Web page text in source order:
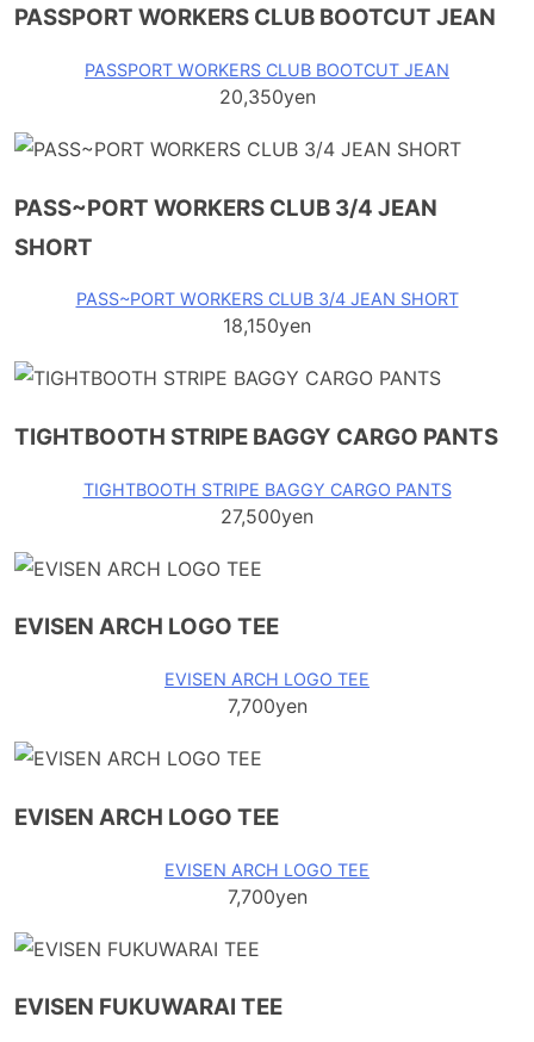
PASSPORT WORKERS CLUB BOOTCUT JEAN
PASSPORT WORKERS CLUB BOOTCUT JEAN
20,350yen
PASS~PORT WORKERS CLUB 3/4 JEAN
SHORT
PASS~PORT WORKERS CLUB 3/4 JEAN SHORT
18,150yen
TIGHTBOOTH STRIPE BAGGY CARGO PANTS
TIGHTBOOTH STRIPE BAGGY CARGO PANTS
27,500yen
EVISEN ARCH LOGO TEE
EVISEN ARCH LOGO TEE
7,700yen
EVISEN ARCH LOGO TEE
EVISEN ARCH LOGO TEE
7,700yen
EVISEN FUKUWARAI TEE